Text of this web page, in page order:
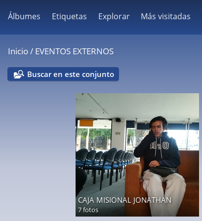
Álbumes Etiquetas Explorar Más visitadas
Inicio/ EVENTOS EXTERNOS
Buscar en este conjunto
CAJA MISIONAL JONATHAN
7 fotos